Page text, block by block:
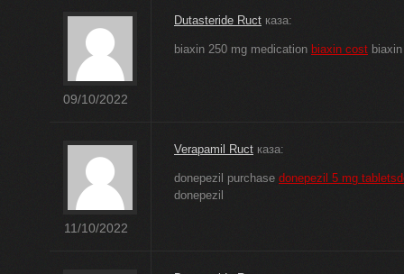
09/10/2022
Dutasteride Ruct каза:
biaxin 250 mg medication biaxin cost
11/10/2022
Verapamil Ruct каза:
donepezil purchase donepezil 5 mg
donepezil